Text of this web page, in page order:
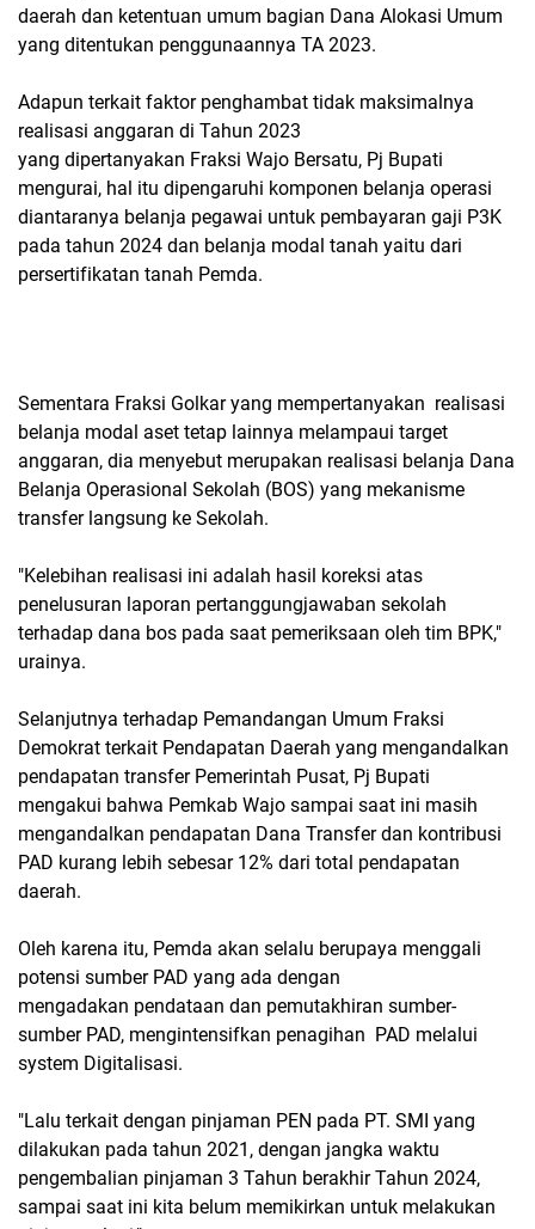
daerah dan ketentuan umum bagian Dana Alokasi Umum
yang ditentukan penggunaannya TA 2023.
Adapun terkait faktor penghambat tidak maksimalnya
realisasi anggaran di Tahun 2023
yang dipertanyakan Fraksi Wajo Bersatu, Pj Bupati
mengurai, hal itu dipengaruhi komponen belanja operasi
diantaranya belanja pegawai untuk pembayaran gaji P3K
pada tahun 2024 dan belanja modal tanah yaitu dari
persertifikatan tanah Pemda.
Sementara Fraksi Golkar yang mempertanyakan realisasi
belanja modal aset tetap lainnya melampaui target
anggaran, dia menyebut merupakan realisasi belanja Dana
Belanja Operasional Sekolah (BOS) yang mekanisme
transfer langsung ke Sekolah.
"Kelebihan realisasi ini adalah hasil koreksi atas
penelusuran laporan pertanggungjawaban sekolah
terhadap dana bos pada saat pemeriksaan oleh tim BPK,"
urainya.
Selanjutnya terhadap Pemandangan Umum Fraksi
Demokrat terkait Pendapatan Daerah yang mengandalkan
pendapatan transfer Pemerintah Pusat, Pj Bupati
mengakui bahwa Pemkab Wajo sampai saat ini masih
mengandalkan pendapatan Dana Transfer dan kontribusi
PAD kurang lebih sebesar 12% dari total pendapatan
daerah.
Oleh karena itu, Pemda akan selalu berupaya menggali
potensi sumber PAD yang ada dengan
mengadakan pendataan dan pemutakhiran sumber-
sumber PAD, mengintensifkan penagihan PAD melalui
system Digitalisasi.
"Lalu terkait dengan pinjaman PEN pada PT. SMI yang
dilakukan pada tahun 2021, dengan jangka waktu
pengembalian pinjaman 3 Tahun berakhir Tahun 2024,
sampai saat ini kita belum memikirkan untuk melakukan